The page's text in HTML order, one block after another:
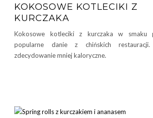
KOKOSOWE KOTLECIKI Z
KURCZAKA
Kokosowe kotleciki z kurczaka w smaku
popularne danie z chińskich
zdecydowanie mniej kaloryczne.